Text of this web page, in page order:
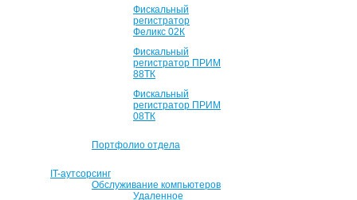
Фискальный
регистратор
Феликс 02К
Фискальный
регистратор ПРИМ
88ТК
Фискальный
регистратор ПРИМ
08ТК
Портфолио отдела
IT-аутсорсинг
Обслуживание компьютеров
Удаленное